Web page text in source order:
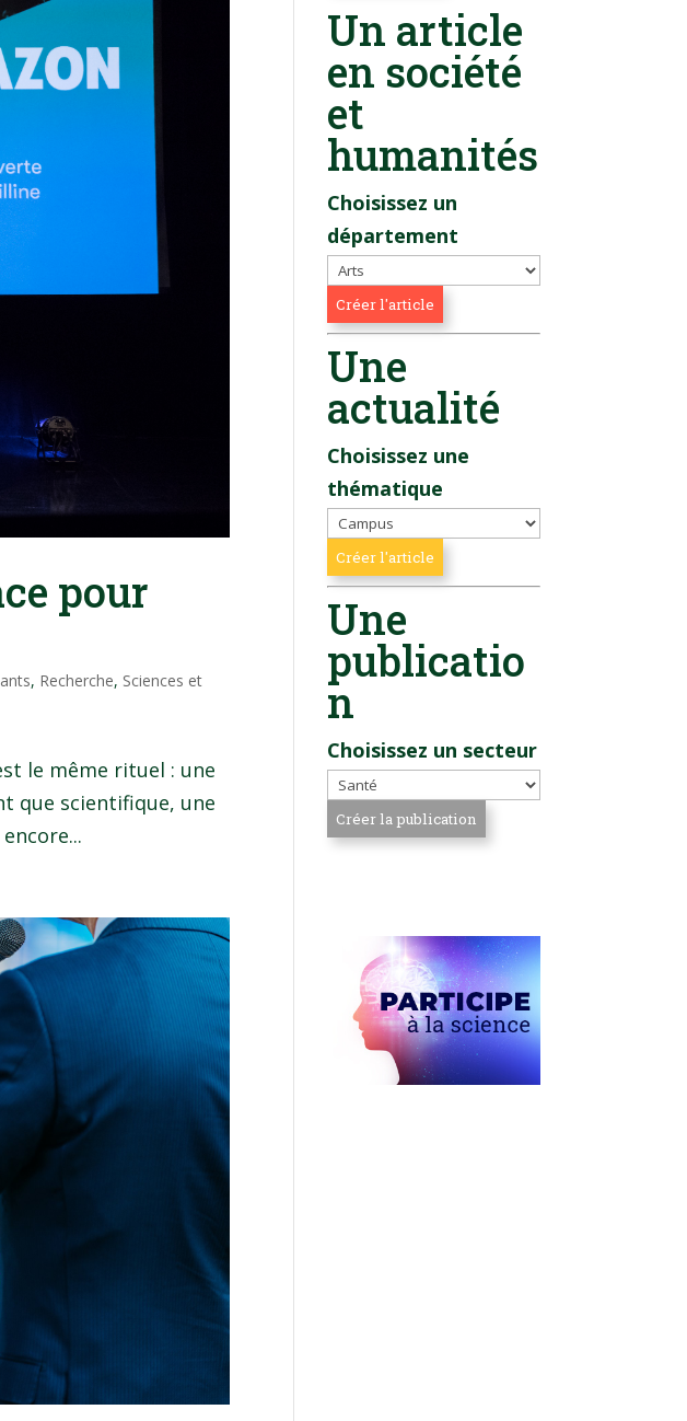
pour
, Recherche, Sciences et
le même rituel : une
que scientifique, une
Un article
en société
et
humanités
Choisissez un
département
Une
actualité
Choisissez une
thématique
Une
publicatio
n
Choisissez un secteur